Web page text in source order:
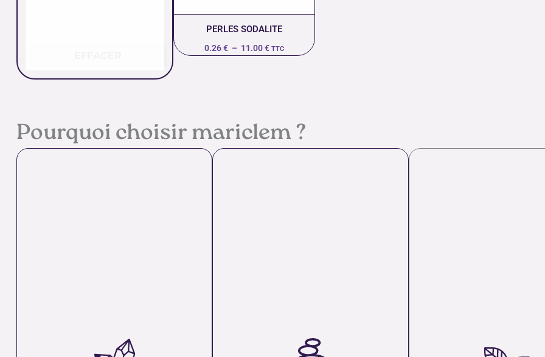
PERLES SODALITE
0.26€ – 11.00€ TTC
Pourquoi choisir mariclem ?
AUTHENTIQUES ET DE QUALITÉ :
PLUS DE 21 ANS EN LITHOTHÉRAPIE :